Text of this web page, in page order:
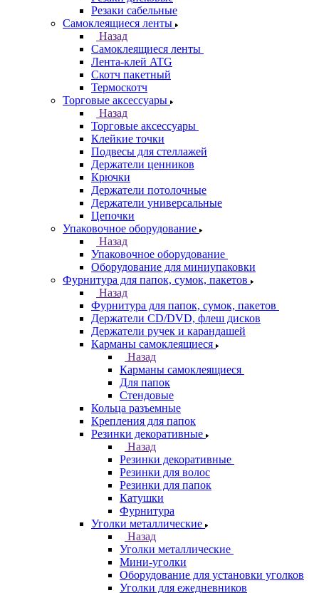
Резаки сабельные
Самоклеящиеся ленты
Назад
Самоклеящиеся ленты
Лента-клей ATG
Скотч пакетный
Термоскотч
Торговые аксессуары
Назад
Торговые аксессуары
Клейкие точки
Подвесы для стеллажей
Держатели ценников
Крючки
Держатели потолочные
Держатели универсальные
Цепочки
Упаковочное оборудование
Назад
Упаковочное оборудование
Оборудование для миниупаковки
Фурнитура для папок, сумок, пакетов
Назад
Фурнитура для папок, сумок, пакетов
Держатели CD/DVD, флеш дисков
Держатели ручек и карандашей
Карманы самоклеящиеся
Назад
Карманы самоклеящиеся
Для папок
Стендовые
Кольца разъемные
Крепления для папок
Резинки декоративные
Назад
Резинки декоративные
Резинки для волос
Резинки для папок
Катушки
Фурнитура
Уголки металлические
Назад
Уголки металлические
Мини-уголки
Оборудование для установки уголков
Уголки для ежедневников